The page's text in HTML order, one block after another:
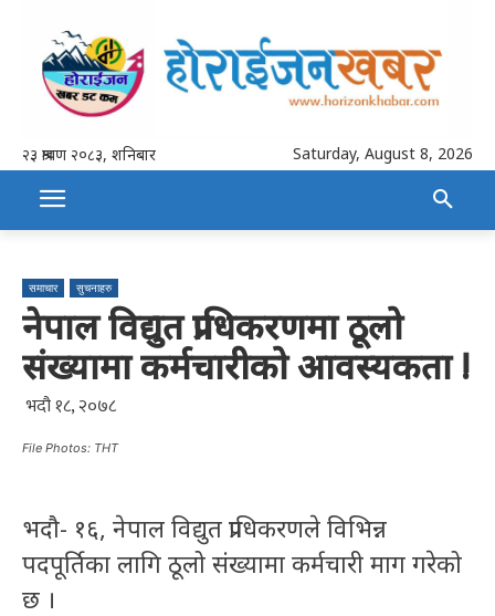
२३ श्रावण २०८३, शनिबार Saturday, August 8, 2026
समाचार सुचनाहरु
नेपाल विद्युत प्राधिकरणमा ठूलो
संख्यामा कर्मचारीको आवस्यकता !
भदौ १८, २०७८
File Photos: THT
भदौ- १६, नेपाल विद्युत प्राधिकरणले विभिन्न
पदपूर्तिका लागि ठूलो संख्यामा कर्मचारी माग गरेको
छ ।